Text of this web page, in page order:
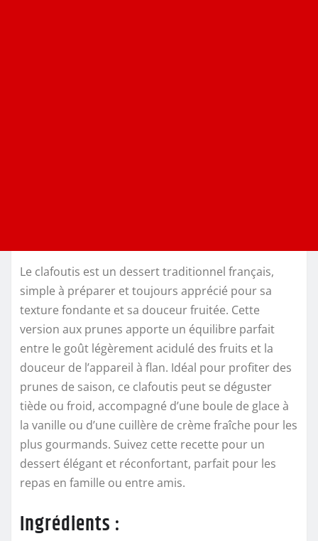
Le clafoutis est un dessert traditionnel français,
simple à préparer et toujours apprécié pour sa
texture fondante et sa douceur fruitée. Cette
version aux prunes apporte un équilibre parfait
entre le goût légèrement acidulé des fruits et la
douceur de l’appareil à flan. Idéal pour profiter des
prunes de saison, ce clafoutis peut se déguster
tiède ou froid, accompagné d’une boule de glace à
la vanille ou d’une cuillère de crème fraîche pour les
plus gourmands. Suivez cette recette pour un
dessert élégant et réconfortant, parfait pour les
repas en famille ou entre amis.
Ingrédients :